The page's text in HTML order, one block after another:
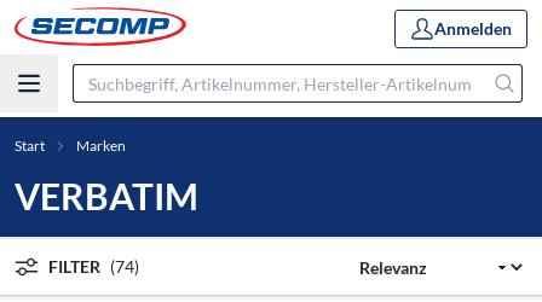
Anmelden
Start Marken
VERBATIM
FILTER (74)